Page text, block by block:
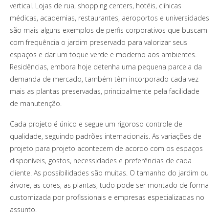
vertical. Lojas de rua, shopping centers, hotéis, clínicas
médicas, academias, restaurantes, aeroportos e universidades
são mais alguns exemplos de perfis corporativos que buscam
com frequência o jardim preservado para valorizar seus
espaços e dar um toque verde e moderno aos ambientes.
Residências, embora hoje detenha uma pequena parcela da
demanda de mercado, também têm incorporado cada vez
mais as plantas preservadas, principalmente pela facilidade
de manutenção.
Cada projeto é único e segue um rigoroso controle de
qualidade, seguindo padrões internacionais. As variações de
projeto para projeto acontecem de acordo com os espaços
disponíveis, gostos, necessidades e preferências de cada
cliente. As possibilidades são muitas. O tamanho do jardim ou
árvore, as cores, as plantas, tudo pode ser montado de forma
customizada por profissionais e empresas especializadas no
assunto.